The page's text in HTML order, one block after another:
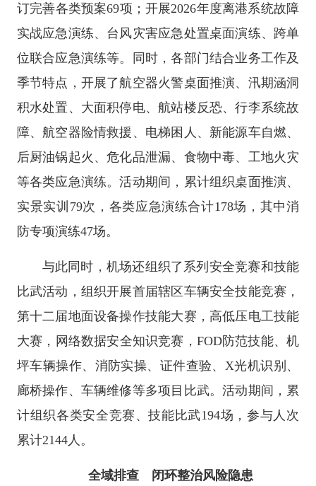
订完善各类预案69项；开展2026年度离港系统故障
实战应急演练、台风灾害应急处置桌面演练、跨单
位联合应急演练等。同时，各部门结合业务工作及
季节特点，开展了航空器火警桌面推演、汛期涵洞
积水处置、大面积停电、航站楼反恐、行李系统故
障、航空器险情救援、电梯困人、新能源车自燃、
后厨油锅起火、危化品泄漏、食物中毒、工地火灾
等各类应急演练。活动期间，累计组织桌面推演、
实景实训79次，各类应急演练合计178场，其中消
防专项演练47场。
与此同时，机场还组织了系列安全竞赛和技能
比武活动，组织开展首届辖区车辆安全技能竞赛，
第十二届地面设备操作技能大赛，高低压电工技能
大赛，网络数据安全知识竞赛，FOD防范技能、机
坪车辆操作、消防实操、证件查验、X光机识别、
廊桥操作、车辆维修等多项目比武。活动期间，累
计组织各类安全竞赛、技能比武194场，参与人次
累计2144人。
全域排查 闭环整治风险隐患